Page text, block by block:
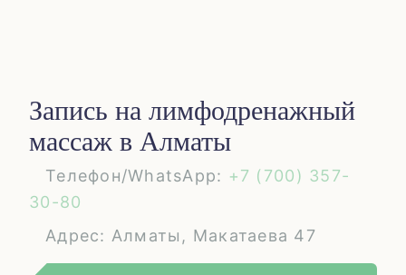
Запись на лимфодренажный
массаж в Алматы
Телефон/WhatsApp: +7 (700) 357-
30-80
Адрес: Алматы, Макатаева 47